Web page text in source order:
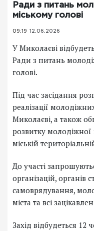
Ради з питань
міському голові
09:19 12.06.2026
У Миколаєві
Ради з питань
голові.
Під час засідання
реалізації
Миколаєві, а також
розвитку молодіжної
міській
До участі
організацій, органів
самоврядування,
міста та всі
Захід відбудеться 12